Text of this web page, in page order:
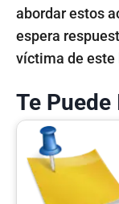
abordar estos
espera
víctima de este
Te Puede